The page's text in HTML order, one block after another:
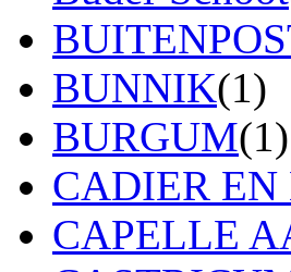
BUNNIK(1)
BURGUM(1)
CADIER EN
CAPELLE